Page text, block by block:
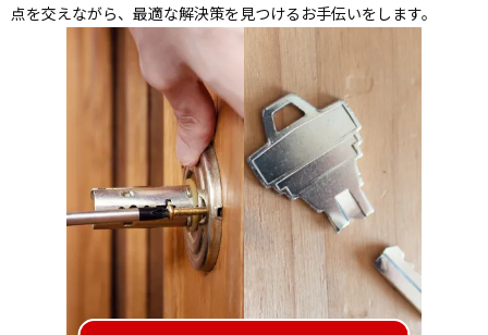
点を交えながら、最適な解決策を見つけるお手伝いをします。